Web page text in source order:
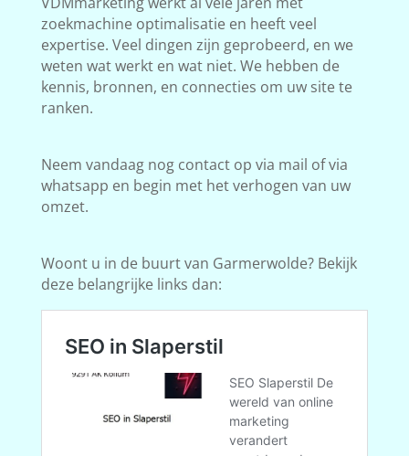
zoekmachine optimalisatie en heeft veel
expertise. Veel dingen zijn geprobeerd, en we
weten wat werkt en wat niet. We hebben de
kennis, bronnen, en connecties om uw site te
ranken.
Neem vandaag nog contact op via mail of via
whatsapp en begin met het verhogen van uw
omzet.
Woont u in de buurt van Garmerwolde? Bekijk
deze belangrijke links dan: